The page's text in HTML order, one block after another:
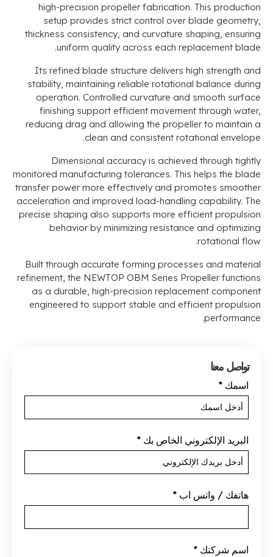
high-precision propeller fabrication .This production
setup provides strict control over blade geometry
thickness consistency ,and curvature shaping ,ensuring
uniform quality across each replacement blade
.
Its refined blade structure delivers high strength and
stability ,maintaining reliable rotational balance during
operation .Controlled curvature and smooth surface
finishing support efficient movement through water
reducing drag and allowing the propeller to maintain a
clean and consistent rotational envelope
.
Dimensional accuracy is achieved through tightly
monitored manufacturing tolerances .This helps the blade
transfer power more effectively and promotes smoother
acceleration and improved load-handling capability .The
precise shaping also supports more efficient propulsion
behavior by minimizing resistance and optimizing
rotational flow
.
Built through accurate forming processes and material
refinement ,the NEWTOP OBM Series Propeller functions
as a durable ,high-precision replacement component
engineered to support stable and efficient propulsion
performance
.
تواصل معنا
اسمك *
البريد الإلكتروني الخاص بك *
هاتفك / واتس اب *
اسم شركتك *